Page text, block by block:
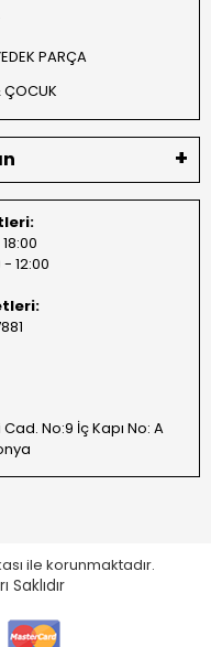
PARÇA
ÇOCUK
12:00
No:9 İç Kapı No: A
ile korunmaktadır.
Saklıdır